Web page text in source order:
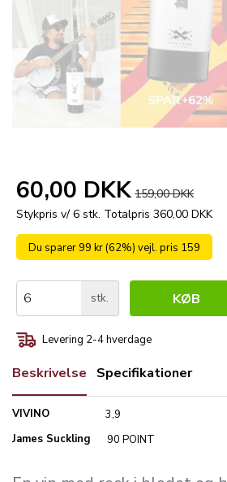
60,00 DKK 159,00 DKK
Stykpris v/ 6 stk. Totalpris 360,00 DKK
Du sparer 99 kr (62%) vejl. pris 159
stk. KØB
Levering 2-4 hverdage
Beskrivelse Specifikationer
VIVINO
3,9
James Suckling
90 POINT